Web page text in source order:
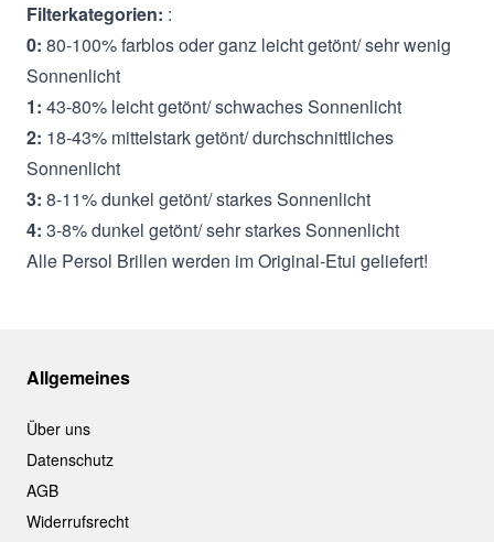
Filterkategorien: :
0: 80-100% farblos oder ganz leicht getönt/ sehr wenig
Sonnenlicht
1: 43-80% leicht getönt/ schwaches Sonnenlicht
2: 18-43% mittelstark getönt/ durchschnittliches
Sonnenlicht
3: 8-11% dunkel getönt/ starkes Sonnenlicht
4: 3-8% dunkel getönt/ sehr starkes Sonnenlicht
Alle Persol Brillen werden im Original-Etui geliefert!
Allgemeines
Über uns
Datenschutz
AGB
Widerrufsrecht